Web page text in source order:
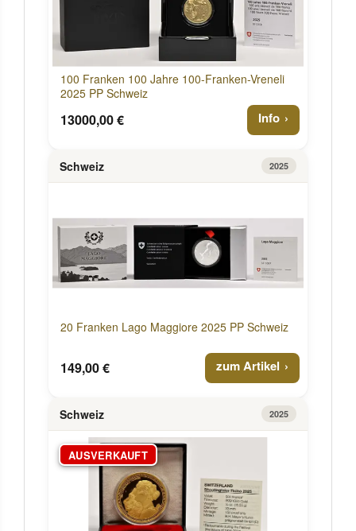
100 Franken 100 Jahre 100-Franken-Vreneli
2025 PP Schweiz
13000,00 € Info
Schweiz 2025
20 Franken Lago Maggiore 2025 PP Schweiz
149,00 € zum Artikel
Schweiz 2025
AUSVERKAUFT